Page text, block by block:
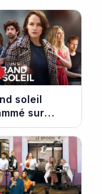
soleil
sur
: cinq
inédits
13 août